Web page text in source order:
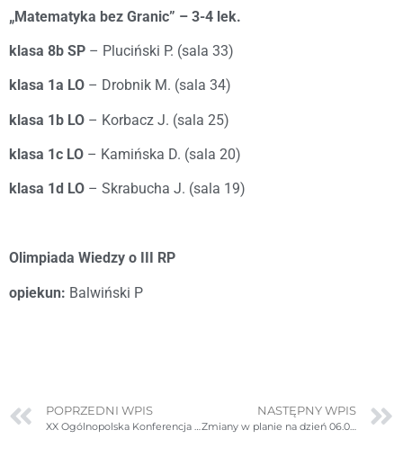
„Matematyka bez Granic” – 3-4 lek.
klasa 8b SP – Pluciński P. (sala 33)
klasa 1a LO – Drobnik M. (sala 34)
klasa 1b LO – Korbacz J. (sala 25)
klasa 1c LO – Kamińska D. (sala 20)
klasa 1d LO – Skrabucha J. (sala 19)
Olimpiada Wiedzy o III RP
opiekun: Balwiński P
POPRZEDNI WPIS
XX Ogólnopolska Konferencja Kadry Kierowniczej Oświaty
NASTĘPNY WPIS
Zmiany w planie na dzień 06.03.2024r. (środa)